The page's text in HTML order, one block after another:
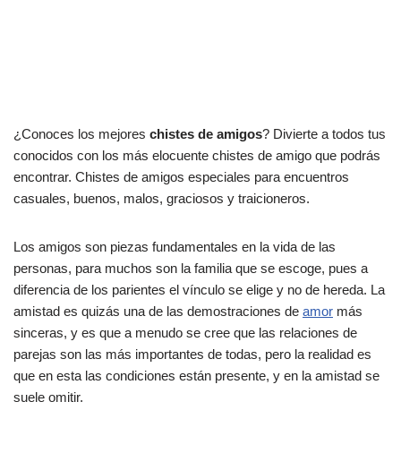
¿Conoces los mejores chistes de amigos? Divierte a todos tus
conocidos con los más elocuente chistes de amigo que podrás
encontrar. Chistes de amigos especiales para encuentros
casuales, buenos, malos, graciosos y traicioneros.
Los amigos son piezas fundamentales en la vida de las
personas, para muchos son la familia que se escoge, pues a
diferencia de los parientes el vínculo se elige y no de hereda. La
amistad es quizás una de las demostraciones de amor más
sinceras, y es que a menudo se cree que las relaciones de
parejas son las más importantes de todas, pero la realidad es
que en esta las condiciones están presente, y en la amistad se
suele omitir.